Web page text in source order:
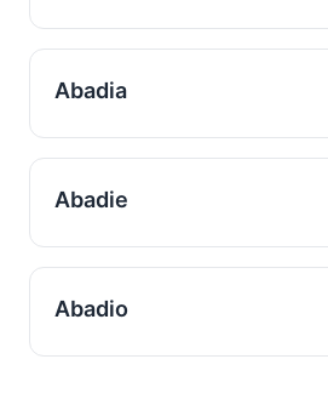
Abadia
Abadie
Abadio